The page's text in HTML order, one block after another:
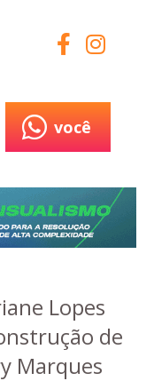
você
Lopes
de
Marques